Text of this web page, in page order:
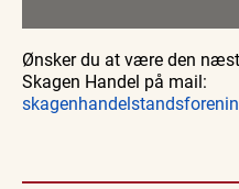
Ønsker du at være den
Skagen Handel på mail: